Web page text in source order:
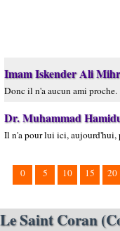
Imam Iskender Ali Mihr
Donc il n'a aucun ami proche.
Dr. Muhammad
Il n'a pour lui ici, aujourd'hui,
0 5 10 15 20
Le Saint Coran